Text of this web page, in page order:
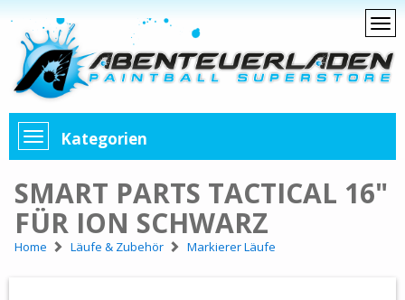
Kategorien
SMART PARTS TACTICAL 16"
FÜR ION SCHWARZ
Home Läufe & Zubehör Markierer Läufe